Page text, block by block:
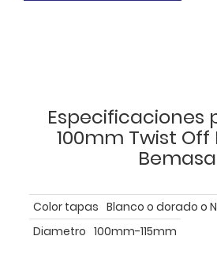
Especificaciones
100mm Twist
Bemasa
Color tapas Blanco o dorado o
Diametro 100mm-115mm